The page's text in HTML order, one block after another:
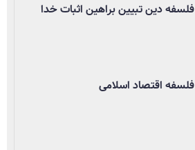
فلسفه دین تبیین براهین اثبات خدا
فلسفه اقتصاد اسلامی